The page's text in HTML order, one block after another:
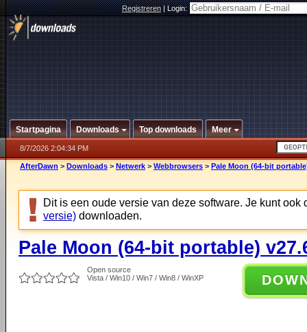
Registreren|Login:
Startpagina Downloads Top downloads Meer
8/7/2026 2:04:34 PM
AfterDawn > Downloads > Netwerk > Webbrowsers > Pale Moon (64-bit
Dit is een oude versie van deze software. Je kunt ook
versie) downloaden.
Pale Moon (64-bit portable)
Open source
Vista / Win10 / Win7 / Win8 / WinXP